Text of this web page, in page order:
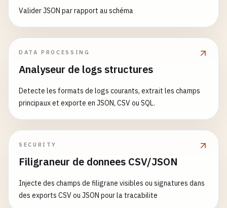
Valider JSON par rapport au schéma
DATA PROCESSING
Analyseur de logs structures
Detecte les formats de logs courants, extrait les champs
principaux et exporte en JSON, CSV ou SQL.
SECURITY
Filigraneur de donnees CSV/JSON
Injecte des champs de filigrane visibles ou signatures dans
des exports CSV ou JSON pour la tracabilite